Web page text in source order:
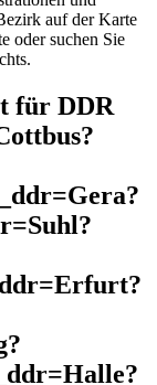
auf der Karte
oder suchen Sie
für DDR